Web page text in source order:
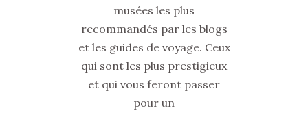
musées les plus
recommandés par les blogs
et les guides de voyage. Ceux
qui sont les plus prestigieux
et qui vous feront passer
pour un